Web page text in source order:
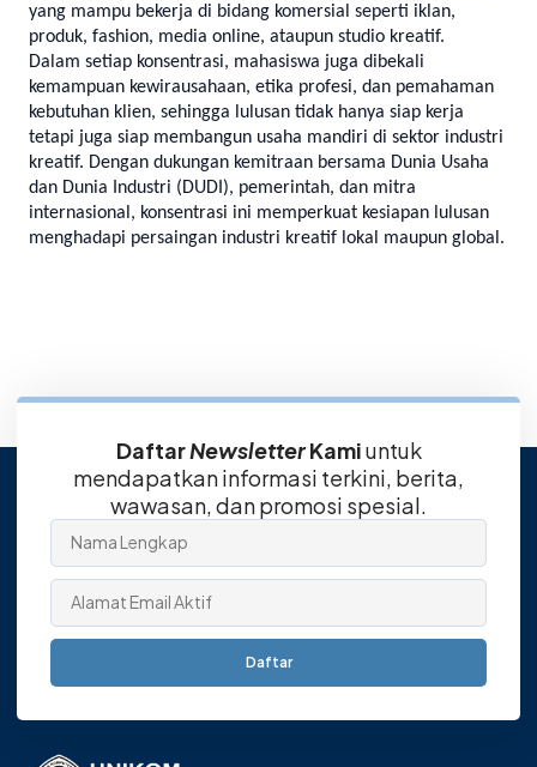
yang mampu bekerja di bidang komersial seperti iklan,
produk, fashion, media online, ataupun studio kreatif.
Dalam setiap konsentrasi, mahasiswa juga dibekali
kemampuan kewirausahaan, etika profesi, dan pemahaman
kebutuhan klien, sehingga lulusan tidak hanya siap kerja
tetapi juga siap membangun usaha mandiri di sektor industri
kreatif. Dengan dukungan kemitraan bersama Dunia Usaha
dan Dunia Industri (DUDI), pemerintah, dan mitra
internasional, konsentrasi ini memperkuat kesiapan lulusan
menghadapi persaingan industri kreatif lokal maupun global.
DaftarNewsletterKamiuntuk
mendapatkan informasi terkini, berita,
wawasan, dan promosi spesial.
Daftar